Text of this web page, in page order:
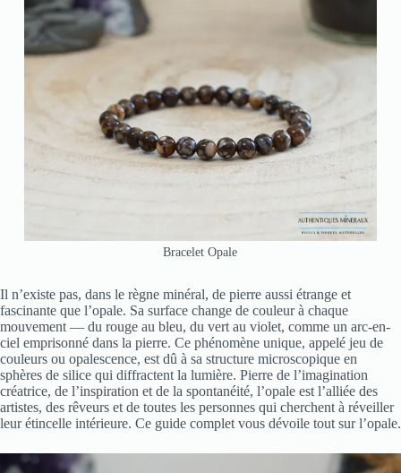
Bracelet Opale
Il n’existe pas, dans le règne minéral, de pierre aussi étrange et
fascinante que l’opale. Sa surface change de couleur à chaque
mouvement — du rouge au bleu, du vert au violet, comme un arc-en-
ciel emprisonné dans la pierre. Ce phénomène unique, appelé jeu de
couleurs ou opalescence, est dû à sa structure microscopique en
sphères de silice qui diffractent la lumière. Pierre de l’imagination
créatrice, de l’inspiration et de la spontanéité, l’opale est l’alliée des
artistes, des rêveurs et de toutes les personnes qui cherchent à réveiller
leur étincelle intérieure. Ce guide complet vous dévoile tout sur l’opale.